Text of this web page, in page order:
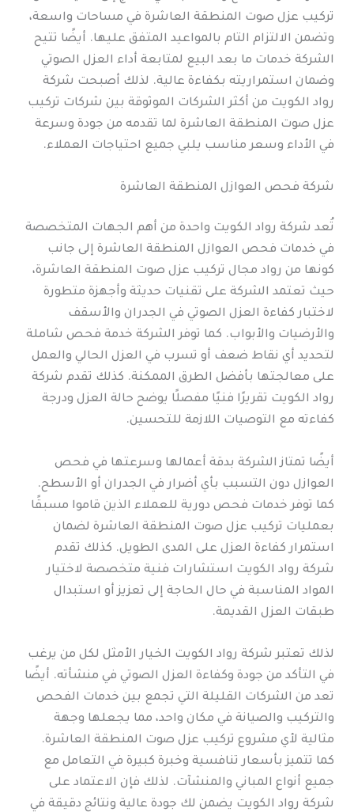
تركيب عزل صوت المنطقة العاشرة في مساحات واسعة،
وتضمن الالتزام التام بالمواعيد المتفق عليها. أيضًا تتيح
الشركة خدمات ما بعد البيع لمتابعة أداء العزل الصوتي
وضمان استمراريته بكفاءة عالية. لذلك أصبحت شركة
رواد الكويت من أكثر الشركات الموثوقة بين شركات تركيب
عزل صوت المنطقة العاشرة لما تقدمه من جودة وسرعة
في الأداء وسعر مناسب يلبي جميع احتياجات العملاء.
شركة فحص العوازل المنطقة العاشرة
تُعد شركة رواد الكويت واحدة من أهم الجهات المتخصصة
في خدمات فحص العوازل المنطقة العاشرة إلى جانب
كونها من رواد مجال تركيب عزل صوت المنطقة العاشرة،
حيث تعتمد الشركة على تقنيات حديثة وأجهزة متطورة
لاختبار كفاءة العزل الصوتي في الجدران والأسقف
والأرضيات والأبواب. كما توفر الشركة خدمة فحص شاملة
لتحديد أي نقاط ضعف أو تسرب في العزل الحالي والعمل
على معالجتها بأفضل الطرق الممكنة. كذلك تقدم شركة
رواد الكويت تقريرًا فنيًا مفصلًا يوضح حالة العزل ودرجة
كفاءته مع التوصيات اللازمة للتحسين.
أيضًا تمتاز الشركة بدقة أعمالها وسرعتها في فحص
العوازل دون التسبب بأي أضرار في الجدران أو الأسطح.
كما توفر خدمات فحص دورية للعملاء الذين قاموا مسبقًا
بعمليات تركيب عزل صوت المنطقة العاشرة لضمان
استمرار كفاءة العزل على المدى الطويل. كذلك تقدم
شركة رواد الكويت استشارات فنية متخصصة لاختيار
المواد المناسبة في حال الحاجة إلى تعزيز أو استبدال
طبقات العزل القديمة.
لذلك تعتبر شركة رواد الكويت الخيار الأمثل لكل من يرغب
في التأكد من جودة وكفاءة العزل الصوتي في منشأته. أيضًا
تعد من الشركات القليلة التي تجمع بين خدمات الفحص
والتركيب والصيانة في مكان واحد، مما يجعلها وجهة
مثالية لأي مشروع تركيب عزل صوت المنطقة العاشرة.
كما تتميز بأسعار تنافسية وخبرة كبيرة في التعامل مع
جميع أنواع المباني والمنشآت. لذلك فإن الاعتماد على
شركة رواد الكويت يضمن لك جودة عالية ونتائج دقيقة في